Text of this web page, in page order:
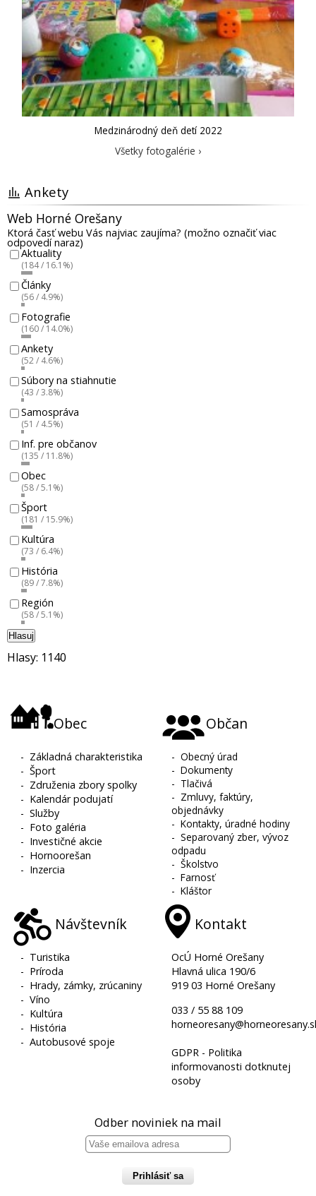
Medzinárodný deň detí 2022
Všetky fotogalérie ›
Ankety
Web Horné Orešany
Ktorá časť webu Vás najviac zaujíma? (možno označiť viac
odpovedí naraz)
Aktuality
(184 / 16.1%)
Články
(56 / 4.9%)
Fotografie
(160 / 14.0%)
Ankety
(52 / 4.6%)
Súbory na stiahnutie
(43 / 3.8%)
Samospráva
(51 / 4.5%)
Inf. pre občanov
(135 / 11.8%)
Obec
(58 / 5.1%)
Šport
(181 / 15.9%)
Kultúra
(73 / 6.4%)
História
(89 / 7.8%)
Región
(58 / 5.1%)
Hlasuj
Hlasy: 1140
Obec
- Základná charakteristika
-Šport
- Združenia zbory spolky
- Kalendár podujatí
-Služby
- Foto galéria
- Investičné akcie
- Hornoorešan
- Inzercia
Občan
-Obecný úrad
-Dokumenty
- Tlačivá
- Zmluvy, faktúry,
objednávky
-Kontakty, úradné hodiny
-Separovaný zber, vývoz
odpadu
-Školstvo
-Farnosť
-Kláštor
Návštevník
- Turistika
- Príroda
- Hrady, zámky, zrúcaniny
-Víno
- Kultúra
- História
-Autobusové spoje
Kontakt
OcÚ Horné Orešany
Hlavná ulica 190/6
919 03 Horné Orešany
033 / 55 88 109
GDPR - Politika
informovanosti dotknutej
osoby
Odber noviniek na mail
Prihlásiť sa